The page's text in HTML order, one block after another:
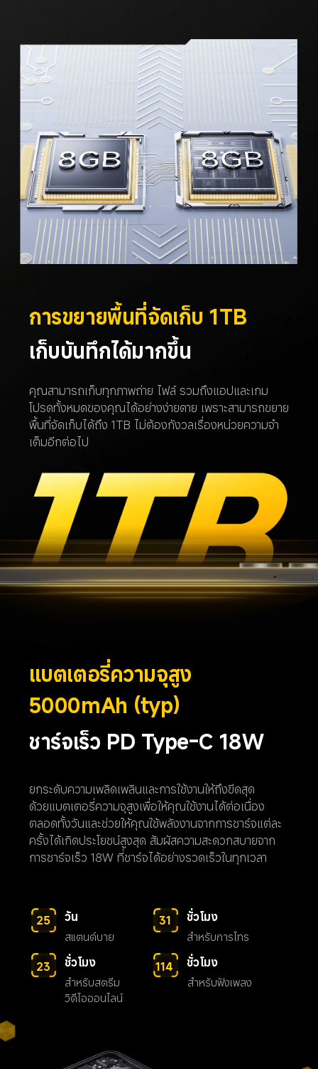
การขยายพื้นที่จัดเก็บ 1TB
เก็บบันทึกได้มากขึ้น
คุณสามารถเก็บทุกภาพถ่าย ไฟล์ รวมถึงแอปและเกม
โปรดทั้งหมดของคุณได้อย่างง่ายดาย เพราะสามารถขยาย
พื้นที่จัดเก็บได้ถึง 1TB ไม่ต้องกังวลเรื่องหน่วยความจำ
เต็มอีกต่อไป
แบตเตอรี่ความจุสูง
5000mAh (typ)
ชาร์จเร็ว PD Type-C 18W
ยกระดับความเพลิดเพลินและการใช้งานให้ถึงขีดสุด
ด้วยแบตเตอรี่ความจุสูงเพื่อให้คุณใช้งานได้ต่อเนื่อง
ตลอดทั้งวันและช่วยให้คุณใช้พลังงานจากการชาร์จแต่ละ
ครั้งได้เกิดประโยชน์สูงสุด สัมผัสความสะดวกสบายจาก
การชาร์จเร็ว 18W ที่ชาร์จได้อย่างรวดเร็วในทุกเวลา
25 วัน
สแตนด์บาย
31 ชั่วโมง
สำหรับการโทร
23 ชั่วโมง
สำหรับสตรีม
วิดีโอออนไลน์
114 ชั่วโมง
สำหรับฟังเพลง